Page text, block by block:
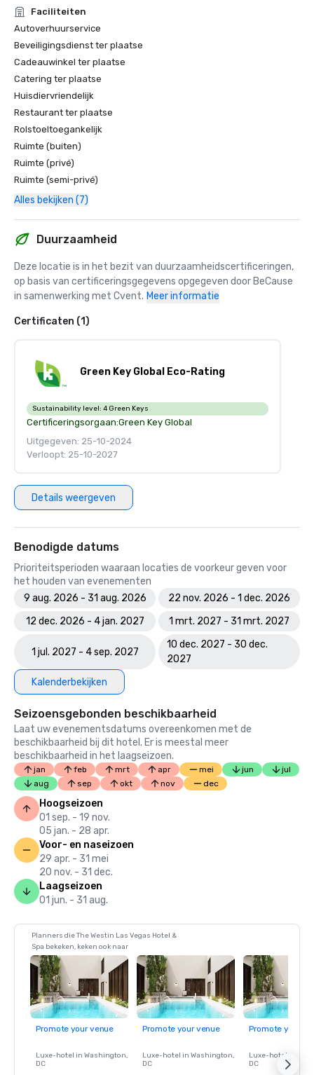
Faciliteiten
Autoverhuurservice
Beveiligingsdienst ter plaatse
Cadeauwinkel ter plaatse
Catering ter plaatse
Huisdiervriendelijk
Restaurant ter plaatse
Rolstoeltoegankelijk
Ruimte (buiten)
Ruimte (privé)
Ruimte (semi-privé)
Alles bekijken (7)
Duurzaamheid
Deze locatie is in het bezit van duurzaamheidscertificeringen,
op basis van certificeringsgegevens opgegeven door BeCause
in samenwerking met Cvent. Meer informatie
Certificaten (1)
Green Key Global Eco-Rating
Sustainability level: 4 Green Keys
Certificeringsorgaan:Green Key Global
Uitgegeven: 25-10-2024
Verloopt: 25-10-2027
Details weergeven
Benodigde datums
Prioriteitsperioden waaraan locaties de voorkeur geven voor
het houden van evenementen
9 aug. 2026 - 31 aug. 2026
22 nov. 2026 - 1 dec. 2026
12 dec. 2026 - 4 jan. 2027
1 mrt. 2027 - 31 mrt. 2027
1 jul. 2027 - 4 sep. 2027
10 dec. 2027 - 30 dec.
2027
Kalenderbekijken
Seizoensgebonden beschikbaarheid
Laat uw evenementsdatums overeenkomen met de
beschikbaarheid bij dit hotel. Er is meestal meer
beschikbaarheid in het laagseizoen.
jan feb mrt apr mei jun
jul
aug
sep okt nov dec
Hoogseizoen
01 sep. - 19 nov.
05 jan. - 28 apr.
Voor- en naseizoen
29 apr. - 31 mei
20 nov. - 31 dec.
Laagseizoen
01 jun. - 31 aug.
Planners die The Westin Las Vegas Hotel &
Spa bekeken, keken ook naar
Promote your venue
Luxe-hotel in Washington,
DC
Promote your venue
Luxe-hotel in Washington,
DC
Promote your
Luxe-hotel in
DC